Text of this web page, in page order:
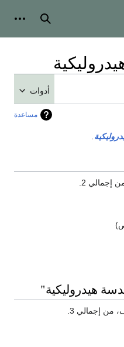
بحث
أدوات
مساعدة
إجمالي 2.
هيدروليكية"